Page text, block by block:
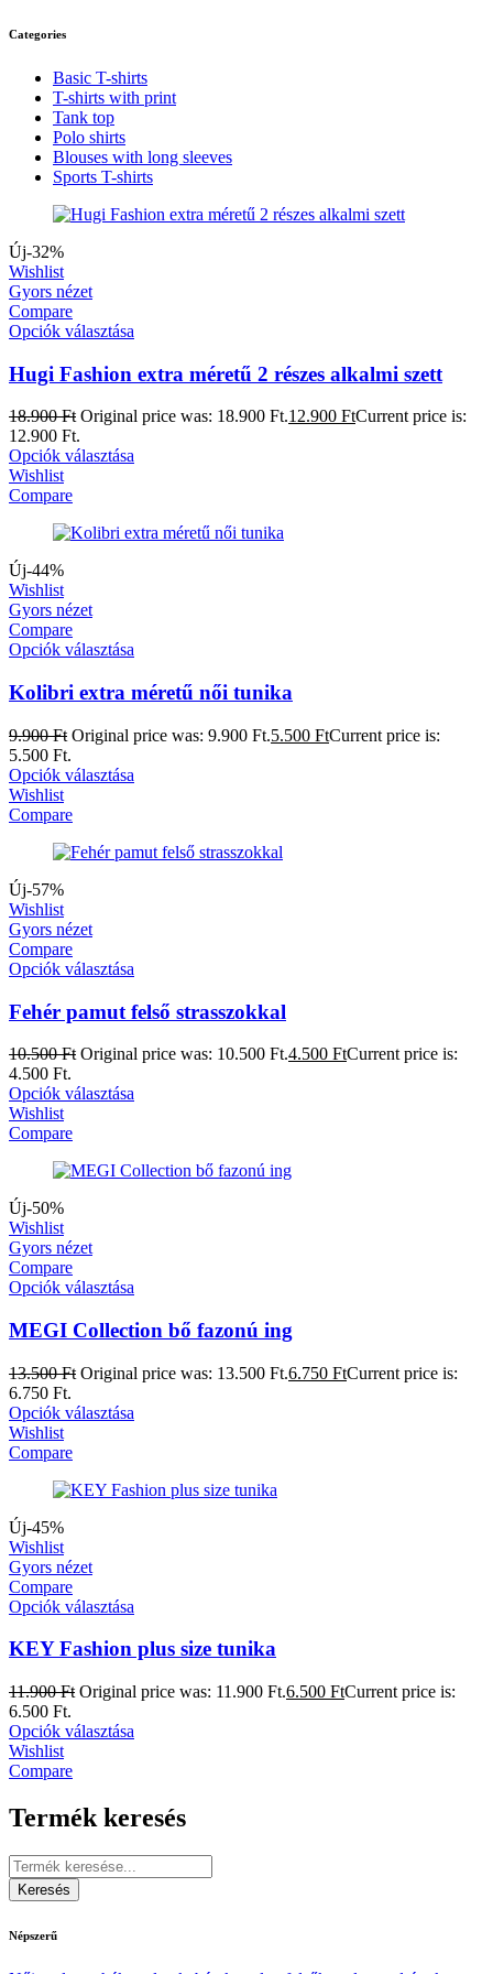
Categories
Basic T-shirts
T-shirts with print
Tank top
Polo shirts
Blouses with long sleeves
Sports T-shirts
Új-32%
Wishlist
Gyors nézet
Compare
Opciók választása
Hugi Fashion extra méretű 2 részes alkalmi szett
18.900Ft Original price was: 18.900 Ft.12.900 FtCurrent price is:
12.900 Ft.
Opciók választása
Wishlist
Compare
Új-44%
Wishlist
Gyors nézet
Compare
Opciók választása
Kolibri extra méretű női tunika
9.900Ft Original price was: 9.900 Ft.5.500 FtCurrent price is:
5.500 Ft.
Opciók választása
Wishlist
Compare
Új-57%
Wishlist
Gyors nézet
Compare
Opciók választása
Fehér pamut felső strasszokkal
10.500Ft Original price was: 10.500 Ft.4.500 FtCurrent price is:
4.500 Ft.
Opciók választása
Wishlist
Compare
Új-50%
Wishlist
Gyors nézet
Compare
Opciók választása
MEGI Collection bő fazonú ing
13.500Ft Original price was: 13.500 Ft.6.750 FtCurrent price is:
6.750 Ft.
Opciók választása
Wishlist
Compare
Új-45%
Wishlist
Gyors nézet
Compare
Opciók választása
KEY Fashion plus size tunika
11.900Ft Original price was: 11.900 Ft.6.500 FtCurrent price is:
6.500 Ft.
Opciók választása
Wishlist
Compare
Termék keresés
Népszerű